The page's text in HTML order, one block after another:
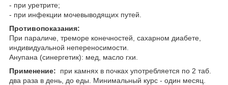
- при уретрите;
- при инфекции мочевыводящих путей.
Противопоказания:
При параличе, треморе конечностей, сахарном диабете,
индивидуальной непереносимости.
Анупана (синергетик): мед, масло гхи.
Применение: при камнях в почках употребляется по 2 таб.
два раза в день, до еды. Минимальный курс - один месяц.